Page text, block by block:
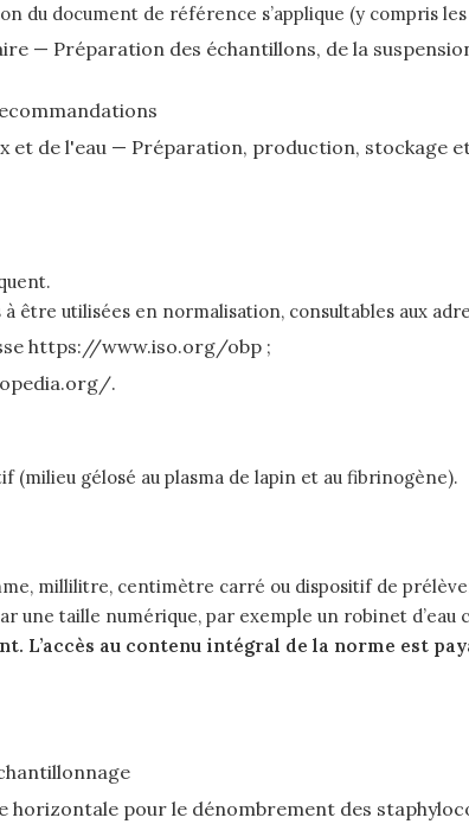
du document de référence s’applique (y compris
— Préparation des échantillons, de la
et de l'eau — Préparation, production, stockage
être utilisées en normalisation, consultables aux
https://www.iso.org/obp ;
.
gélosé au plasma de lapin et au fibrinogène).
millilitre, centimètre carré ou dispositif de
une taille numérique, par exemple un robinet d’eau
au contenu intégral de la norme est
pour le dénombrement des